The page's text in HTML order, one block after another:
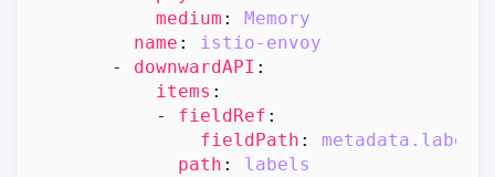
medium :
Memory
name :
istio-envoy
- downwardAPI :
items :
- fieldRef :
fieldPath :
metadata.labels
path :
labels